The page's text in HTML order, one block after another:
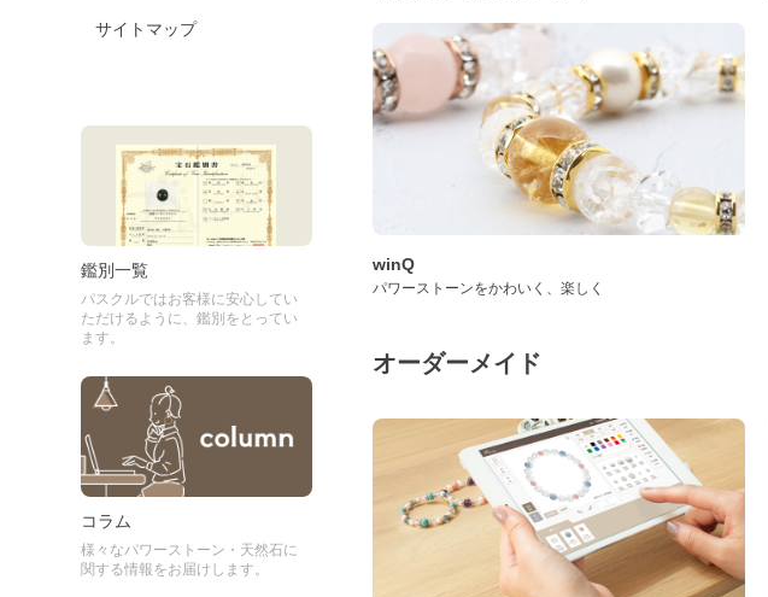
サイトマップ
鑑別一覧
パスクルではお客様に安心してい
ただけるように、鑑別をとってい
ます。
コラム
様々なパワーストーン・天然石に
関する情報をお届けします。
winQ
パワーストーンをかわいく、楽しく
オーダーメイド